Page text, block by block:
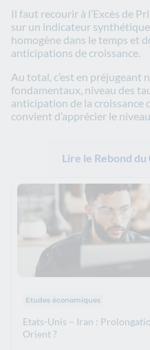
Il faut recourir à l’Excès de
sur un indicateur
homogène dans le temps et
anticipations de croissance.
Au total, c’est en préjugeant
fondamentaux, niveau des
anticipation de la croissance
convient d’apprécier le
Lire le Rebond
Thématiques : :
Etudes économiques
Etats-Unis – Iran :
Orient ?